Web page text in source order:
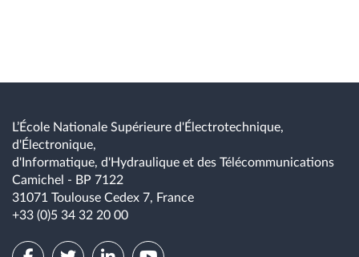
L’École Nationale Supérieure d'Électrotechnique,
d'Électronique,
d'Informatique, d'Hydraulique et des Télécommunications
Camichel - BP 7122
31071 Toulouse Cedex 7, France
+33 (0)5 34 32 20 00